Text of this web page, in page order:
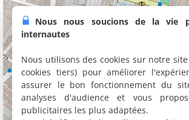
Nous nous soucions de la vie
internautes
Nous utilisons des cookies sur notre
cookies tiers) pour améliorer
assurer le bon fonctionnement du
analyses d'audience et vous
publicitaires les plus adaptées.